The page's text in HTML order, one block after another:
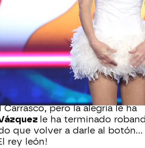
de piedra cuando ha visto
que pasar por el pulsador
cara me suena 11. La cantante
ha visto cumplido su deseo
pero la alegría le ha
le ha terminado
que volver a darle al botón…
rey león!